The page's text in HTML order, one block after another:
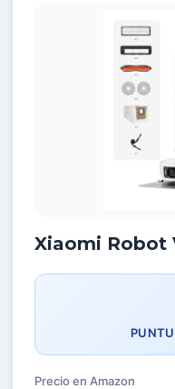
Xiaomi Robot
Precio en Amazon